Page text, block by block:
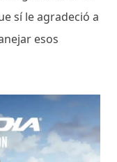
sí le agradeció a
esos